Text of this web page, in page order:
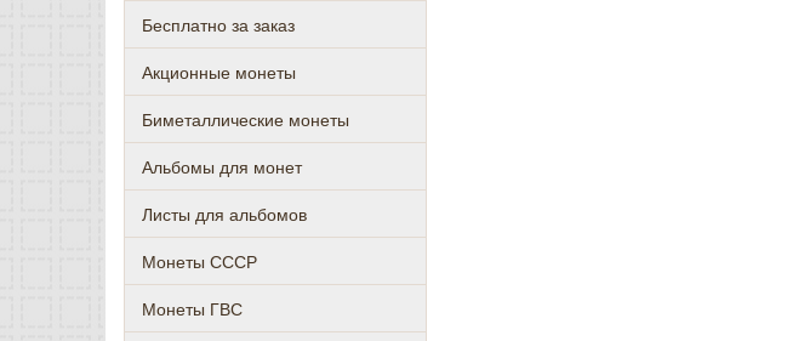
Бесплатно за заказ
Акционные монеты
Биметаллические монеты
Альбомы для монет
Листы для альбомов
Монеты СССР
Монеты ГВС